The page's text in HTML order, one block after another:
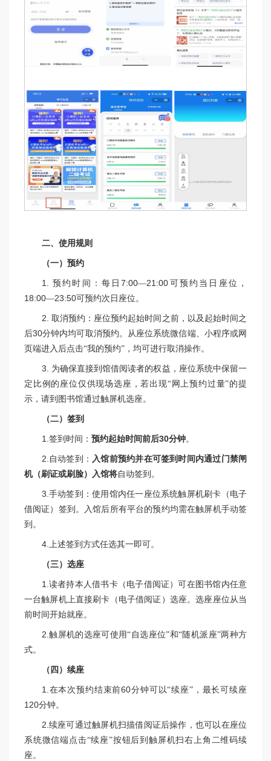
二、使用规则
（一）预约
1. 预约时间：每日7:00—21:00可预约当日座位，
18:00—23:50可预约次日座位。
2. 取消预约：座位预约起始时间之前，以及起始时间之
后30分钟内均可取消预约。 从座位系统微信端、小程序或网
页端进入后点击“我的预约”，均可进行取消操作。
3. 为确保直接到馆借阅读者的权益，座位系统中保留一
定比例的座位仅供现场选座，若出现“网上预约过量”的提
示，请到图书馆通过触屏机选座。
（二）签到
1.签到时间： 预约起始时间前后30分钟。
2.自动签到： 入馆前预约并在可签到时间内通过门禁闸
机（刷证或刷脸）入馆将自动签到。
3.手动签到：使用馆内任一座位系统触屏机刷卡（电子
借阅证）签到。入馆后所有平台的预约均需在触屏机手动签
到。
4.上述签到方式任选其一即可。
（三）选座
1.读者持本人借书卡（电子借阅证）可在图书馆内任意
一台触屏机上直接刷卡（电子借阅证）选座。选座座位从当
前时间开始就座。
2.触屏机的选座可使用“自选座位”和“随机派座”两种方
式。
（四）续座
1.在本次预约结束前60分钟可以“续座”，最长可续座
120分钟。
2.续座可通过触屏机扫描借阅证后操作，也可以在座位
系统微信端点击“续座”按钮后到触屏机扫右上角二维码续
座。